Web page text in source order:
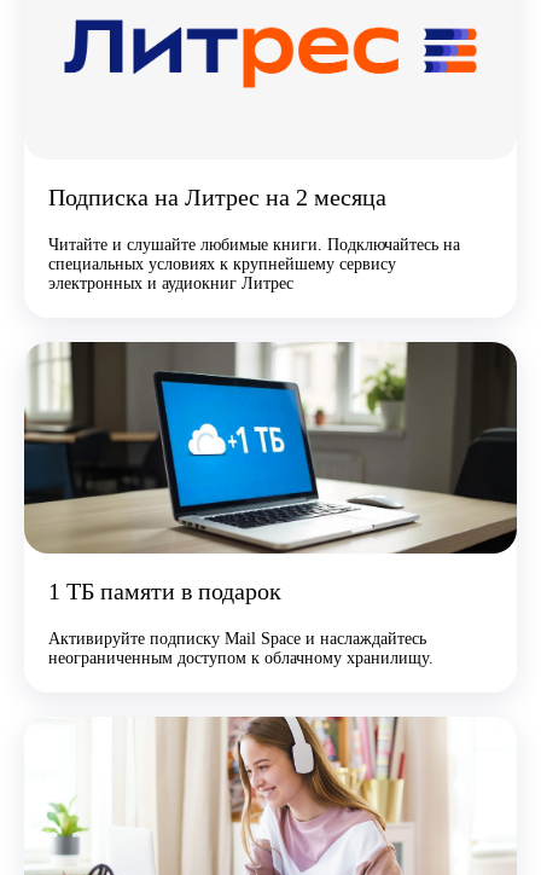
Подписка на Литрес на 2 месяца
Читайте и слушайте любимые книги. Подключайтесь на
специальных условиях к крупнейшему сервису
электронных и аудиокниг Литрес
1 ТБ памяти в подарок
Активируйте подписку Mail Space и наслаждайтесь
неограниченным доступом к облачному хранилищу.